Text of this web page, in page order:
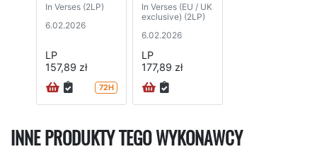
In Verses (2LP)
6.02.2026
LP
157,89 zł
72H
In Verses (EU / UK
exclusive) (2LP)
6.02.2026
LP
177,89 zł
INNE PRODUKTY TEGO WYKONAWCY